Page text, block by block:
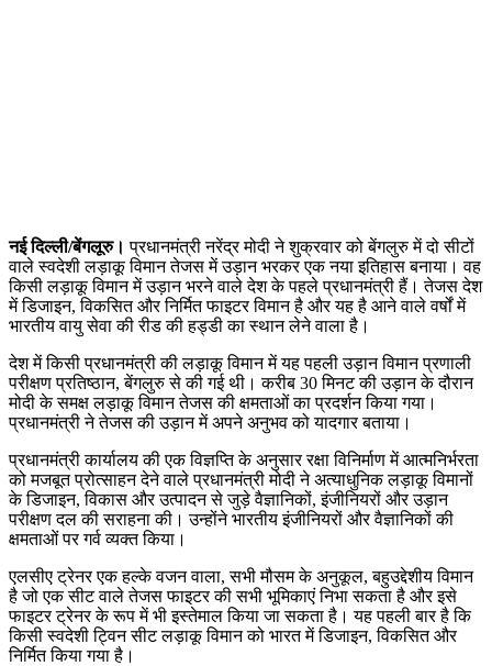
नई दिल्ली/बेंगलूरु। प्रधानमंत्री नरेंद्र मोदी ने शुक्रवार को बेंगलुरु में दो सीटों
वाले स्वदेशी लड़ाकू विमान तेजस में उड़ान भरकर एक नया इतिहास बनाया। वह
किसी लड़ाकू विमान में उड़ान भरने वाले देश के पहले प्रधानमंत्री हैं। तेजस देश
में डिजाइन, विकसित और निर्मित फाइटर विमान है और यह है आने वाले वर्षों में
भारतीय वायु सेवा की रीड की हड्डी का स्थान लेने वाला है।
देश में किसी प्रधानमंत्री की लड़ाकू विमान में यह पहली उड़ान विमान प्रणाली
परीक्षण प्रतिष्ठान, बेंगलुरु से की गई थी। करीब 30 मिनट की उड़ान के दौरान
मोदी के समक्ष लड़ाकू विमान तेजस की क्षमताओं का प्रदर्शन किया गया।
प्रधानमंत्री ने तेजस की उड़ान में अपने अनुभव को यादगार बताया।
प्रधानमंत्री कार्यालय की एक विज्ञप्ति के अनुसार रक्षा विनिर्माण में आत्मनिर्भरता
को मजबूत प्रोत्साहन देने वाले प्रधानमंत्री मोदी ने अत्याधुनिक लड़ाकू विमानों
के डिजाइन, विकास और उत्पादन से जुड़े वैज्ञानिकों, इंजीनियरों और उड़ान
परीक्षण दल की सराहना की। उन्होंने भारतीय इंजीनियरों और वैज्ञानिकों की
क्षमताओं पर गर्व व्यक्त किया।
एलसीए ट्रेनर एक हल्के वजन वाला, सभी मौसम के अनुकूल, बहुउद्देशीय विमान
है जो एक सीट वाले तेजस फाइटर की सभी भूमिकाएं निभा सकता है और इसे
फाइटर ट्रेनर के रूप में भी इस्तेमाल किया जा सकता है। यह पहली बार है कि
किसी स्वदेशी ट्विन सीट लड़ाकू विमान को भारत में डिजाइन, विकसित और
निर्मित किया गया है।